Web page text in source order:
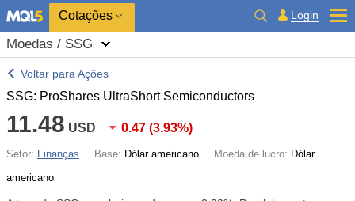
Cotações Login
Moedas / SSG
Voltar para Ações
SSG: ProShares UltraShort Semiconductors
11.48 USD 0.47 (3.93%)
Setor: Finanças Base: Dólar americano Moeda de lucro: Dólar
americano